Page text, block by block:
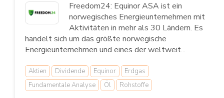
Freedom24: Equinor ASA ist ein
norwegisches Energieunternehmen mit
Aktivitäten in mehr als 30 Ländern. Es
handelt sich um das größte norwegische
Energieunternehmen und eines der weltweit...
Aktien Dividende Equinor
Erdgas
Fundamentale Analyse
Öl Rohstoffe